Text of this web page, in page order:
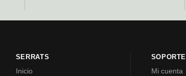
SERRATS
Inicio
SOPORTE
Mi cuenta